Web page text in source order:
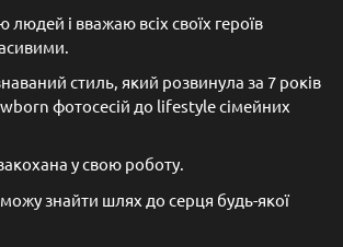
і вважаю всіх своїх героїв
стиль, який розвинула за 7 років
фотосесій до lifestyle сімейних
у свою роботу.
можу знайти шлях до серця будь-якої